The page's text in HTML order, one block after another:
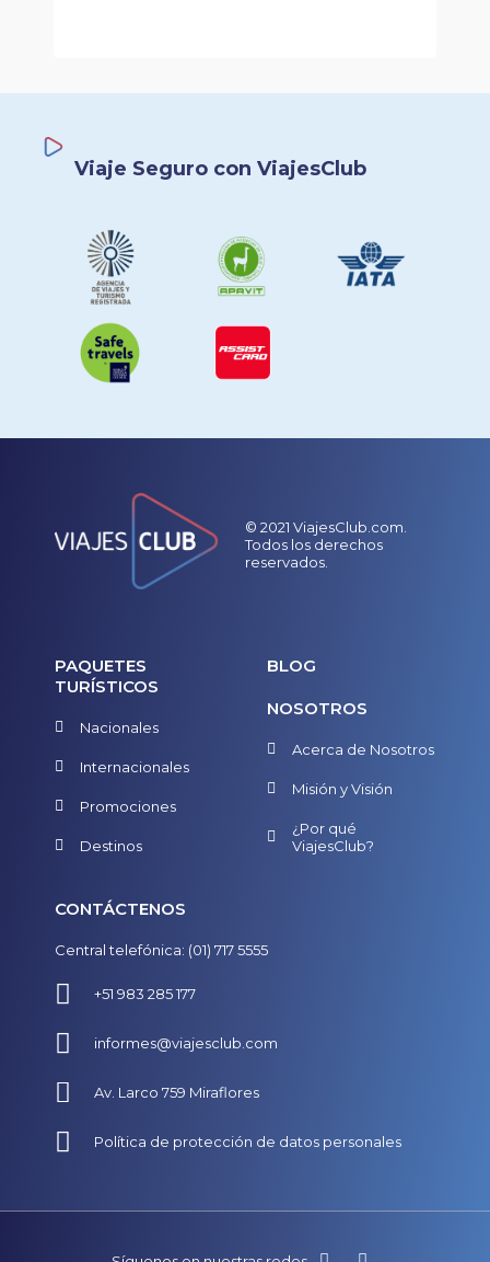
Viaje Seguro con ViajesClub
© 2021 ViajesClub.com.
Todos los derechos
reservados.
PAQUETES
TURÍSTICOS
Nacionales
Internacionales
Promociones
Destinos
BLOG
NOSOTROS
Acerca de Nosotros
Misión y Visión
¿Por qué
ViajesClub?
CONTÁCTENOS
Central telefónica: (01) 717 5555
+51 983 285 177
informes@viajesclub.com
Av. Larco 759 Miraflores
Política de protección de datos personales